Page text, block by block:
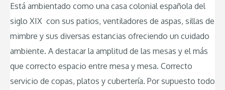
Está ambientado como una casa colonial española del
siglo XIX con sus patios, ventiladores de aspas, sillas de
mimbre y sus diversas estancias ofreciendo un cuidado
ambiente. A destacar la amplitud de las mesas y el más
que correcto espacio entre mesa y mesa. Correcto
servicio de copas, platos y cubertería. Por supuesto todo